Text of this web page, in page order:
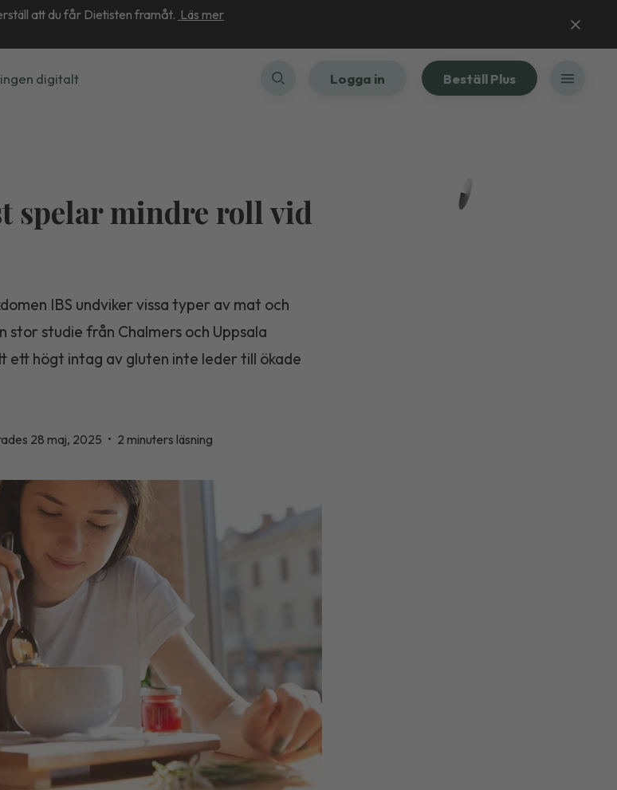
att du får Dietisten framåt. Läs mer
digitalt Logga in Beställ Plus
spelar mindre roll vid
IBS undviker vissa typer av mat och
studie från Chalmers och Uppsala
ett högt intag av gluten inte leder till ökade
28 maj, 2025 • 2 minuters läsning